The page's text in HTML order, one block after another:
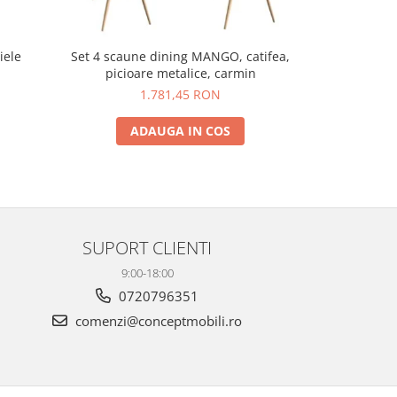
Set 4 scaune dining MANGO, catifea,
picioare metalice, carmin
1.781,45 RON
ADAUGA IN COS
SUPORT CLIENTI
9:00-18:00
0720796351
comenzi@conceptmobili.ro